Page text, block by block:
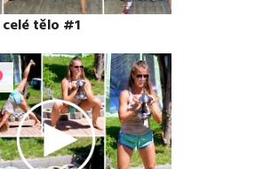
celé tělo #1